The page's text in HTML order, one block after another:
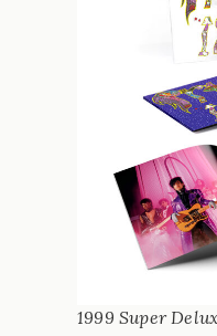
1999 Super